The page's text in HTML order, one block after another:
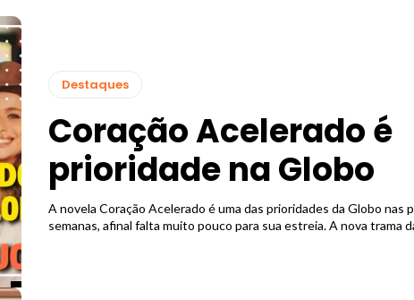
Destaques
Coração Acelerado é
prioridade na Globo
A novela Coração Acelerado é uma das prioridades da Globo nas
semanas, afinal falta muito pouco para sua estreia. A nova trama